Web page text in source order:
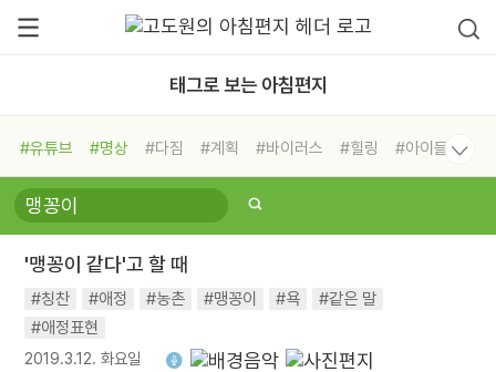
태그로 보는 아침편지
#유튜브 #명상 #다짐 #계획 #바이러스 #힐링
#아이들
#비전캠프
#독서캠프 #삶
#희망
#나눔 #친구 #링컨학교
#독서
#건강 #면역력
'맹꽁이 같다'고 할 때
#칭찬 #애정 #농촌 #맹꽁이 #욕
#같은 말
#애정표현
2019.3.12. 화요일